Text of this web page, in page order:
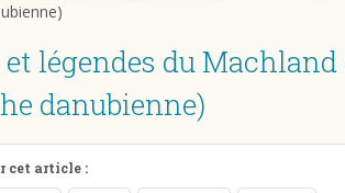
et légendes du
danubienne)
cet article :